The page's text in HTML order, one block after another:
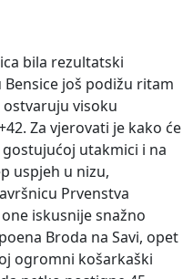
bila rezultatski
još podižu ritam
visoku
Za vjerovati je kako će
utakmici i na
uspjeh u nizu,
Prvenstva
iskusnije snažno
Broda na Savi, opet
ogromni košarkaški